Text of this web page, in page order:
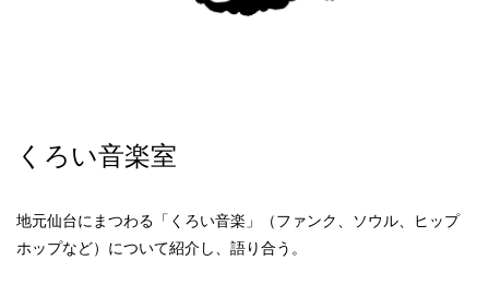
くろい音楽室
地元仙台にまつわる「くろい音楽」（ファンク、ソウル、ヒップ
ホップなど）について紹介し、語り合う。